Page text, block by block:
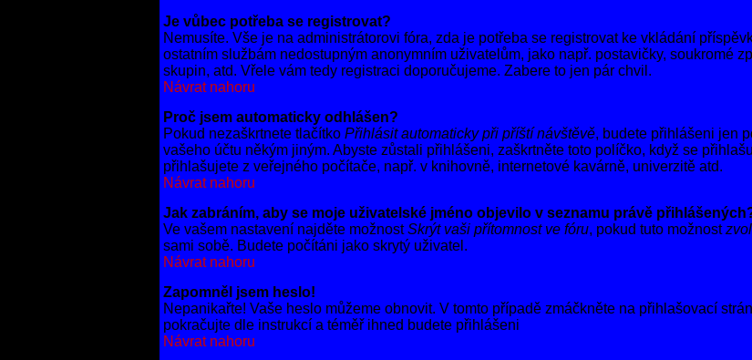
Je vůbec potřeba se registrovat?
Nemusíte. Vše je na administrátorovi fóra, zda je potřeba se registrovat ke vkládání
ostatním službám nedostupným anonymním uživatelům, jako např. postavičky, soukromé
skupin, atd. Vřele vám tedy registraci doporučujeme. Zabere to jen pár chvil.
Návrat nahoru
Proč jsem automaticky odhlášen?
Pokud nezaškrtnete tlačítko Přihlásit automaticky při příští návštěvě, budete přihlášeni jen
vašeho účtu někým jiným. Abyste zůstali přihlášeni, zaškrtněte toto políčko, když se
přihlašujete z veřejného počítače, např. v knihovně, internetové kavárně, univerzitě atd.
Návrat nahoru
Jak zabráním, aby se moje uživatelské jméno objevilo v seznamu právě
Ve vašem nastavení najděte možnostSkrýt vaši přítomnost ve fóru, pokud tuto možnost
sami sobě. Budete počítáni jako skrytý uživatel.
Návrat nahoru
Zapomněl jsem heslo!
Nepanikařte! Vaše heslo můžeme obnovit. V tomto případě zmáčkněte na přihlašovací
pokračujte dle instrukcí a téměř ihned budete přihlášeni
Návrat nahoru